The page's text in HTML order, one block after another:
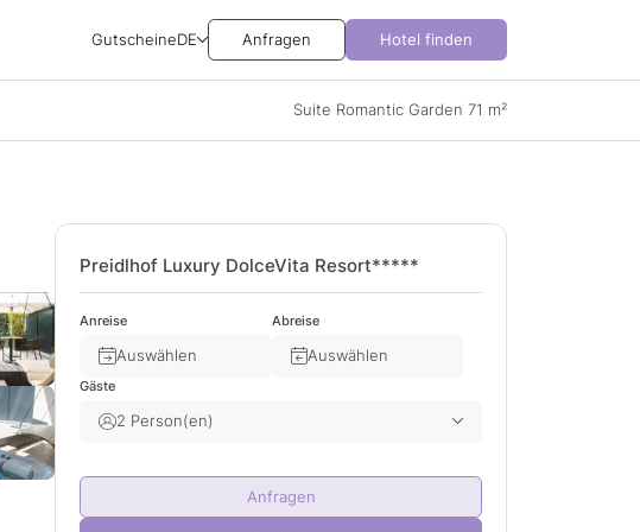
GutscheineDE Anfragen Hotel finden
Suite Romantic Garden 71 m²
Preidlhof Luxury DolceVita Resort*****
Anreise
Auswählen
Abreise
Auswählen
Gäste
2 Person(en)
Kind(er) 0
Anfragen